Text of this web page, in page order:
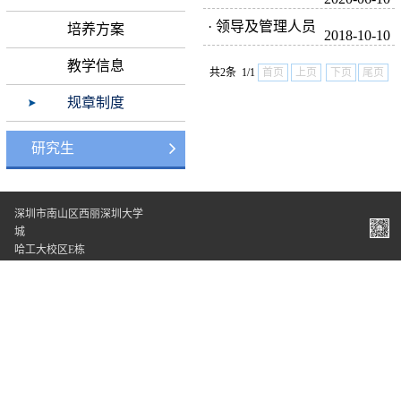
培养方案
教学信息
规章制度
研究生
学士学位授予管理
2018-10-10
· 领导及管理人员
听课制度（试行）
共2条 1/1 首页 上页 下页 尾页
深圳市南山区西丽深圳大学
城
哈工大校区E栋